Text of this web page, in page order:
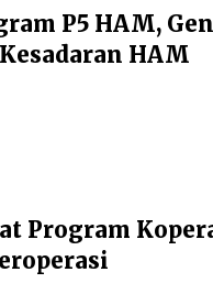
P5 HAM,
HAM
Program